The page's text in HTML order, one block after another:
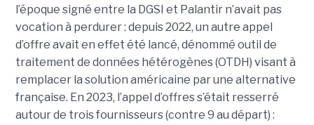
l’époque signé entre la DGSI et Palantir n’avait pas
vocation à perdurer : depuis 2022, un autre appel
d’offre avait en effet été lancé, dénommé outil de
traitement de données hétérogènes (OTDH) visant à
remplacer la solution américaine par une alternative
française. En 2023, l’appel d’offres s’était resserré
autour de trois fournisseurs (contre 9 au départ) :